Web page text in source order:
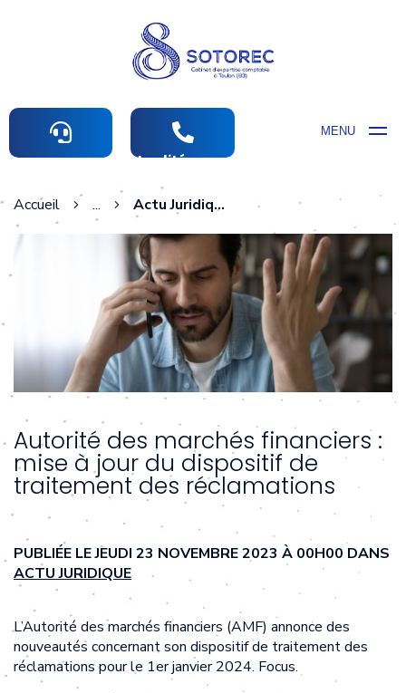
MENU
Actualités comptables
Accueil ... Actu Juridique
Autorité des marchés financiers :
mise à jour du dispositif de
traitement des réclamations
PUBLIÉE LE JEUDI 23 NOVEMBRE 2023 À 00H00 DANS
ACTU JURIDIQUE
L’Autorité des marchés financiers (AMF) annonce des
nouveautés concernant son dispositif de traitement des
réclamations pour le 1er janvier 2024. Focus.